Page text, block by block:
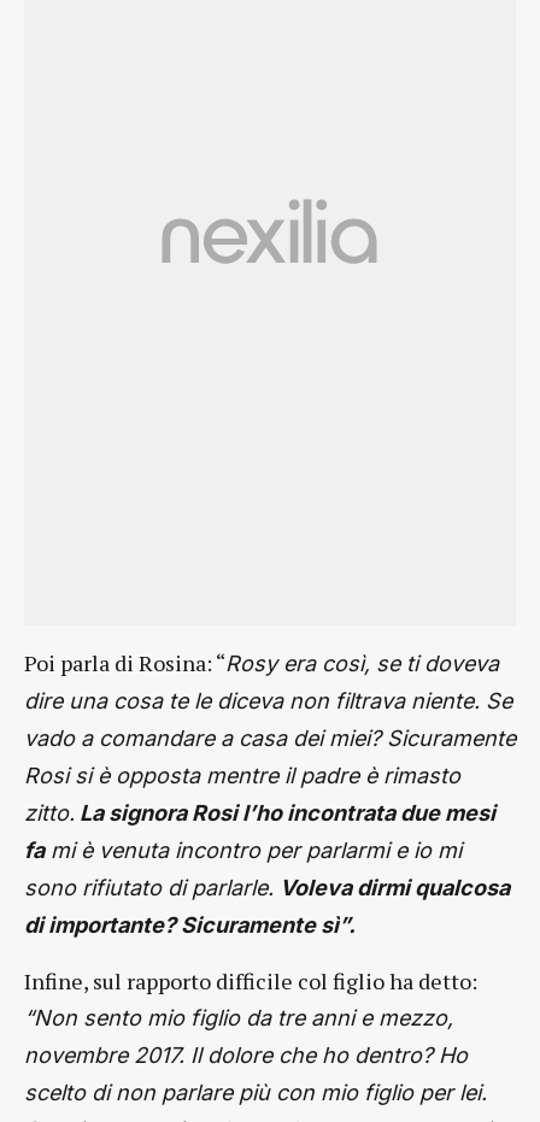
Poi parla di Rosina: “Rosy era così, se ti doveva
dire una cosa te le diceva non filtrava niente. Se
vado a comandare a casa dei miei? Sicuramente
Rosi si è opposta mentre il padre è rimasto
zitto. La signora Rosi l’ho incontrata due mesi
fami è venuta incontro per parlarmi e io mi
sono rifiutato di parlarle. Voleva dirmi qualcosa
di importante? Sicuramente sì”.
Infine, sul rapporto difficile col figlio ha detto:
“Non sento mio figlio da tre anni e mezzo,
novembre 2017. Il dolore che ho dentro? Ho
scelto di non parlare più con mio figlio per lei.